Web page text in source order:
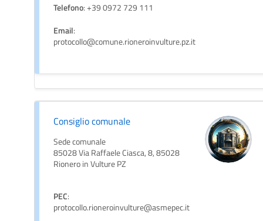
Telefono: +39 0972 729 111
Email:
protocollo@comune.rioneroinvulture.pz.it
Consiglio comunale
Sede comunale
85028 Via Raffaele Ciasca, 8, 85028
Rionero in Vulture PZ
PEC:
protocollo.rioneroinvulture@asmepec.it